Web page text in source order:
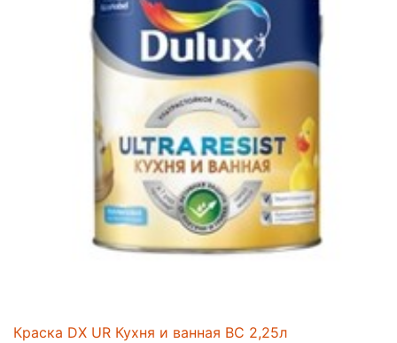
Краска DX UR Кухня и ванная BC 2,25л